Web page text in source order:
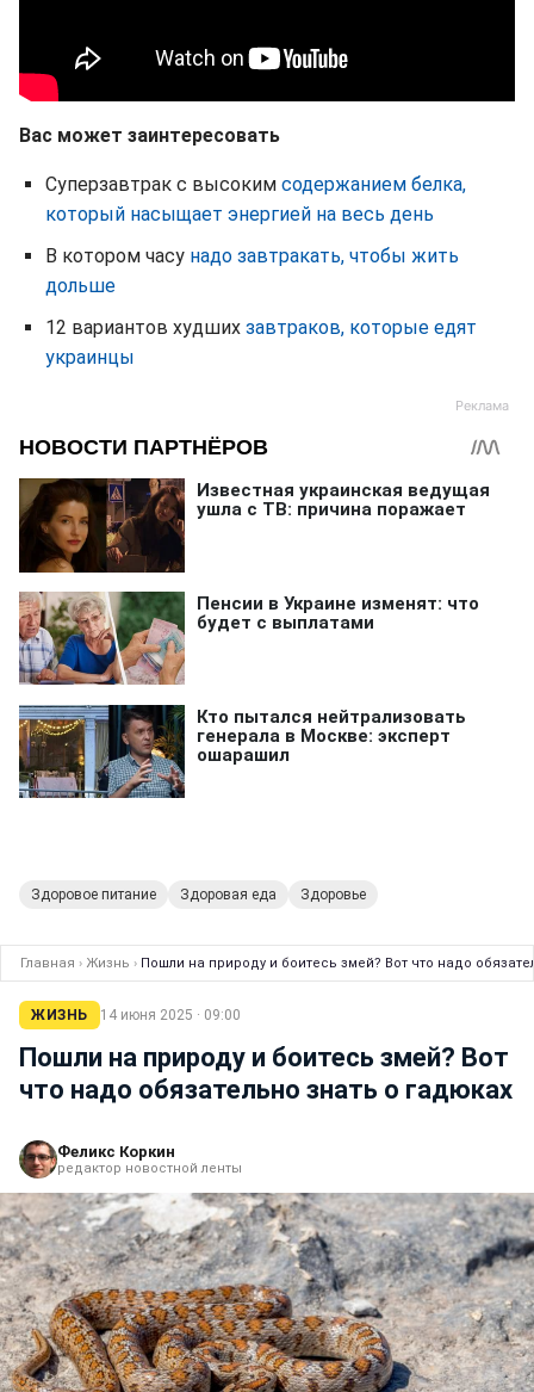
Вас может заинтересовать
Суперзавтрак с высоким содержанием белка,
который насыщает энергией на весь день
В котором часу надо завтракать, чтобы жить
дольше
12 вариантов худших завтраков, которые едят
украинцы
Здоровое питание Здоровая еда Здоровье
Главная › Жизнь › Пошли на природу и боитесь змей? Вот что надо
ЖИЗНЬ 14 июня 2025 · 09:00
Пошли на природу и боитесь змей? Вот
что надо обязательно знать о гадюках
Феликс Коркин
редактор новостной ленты